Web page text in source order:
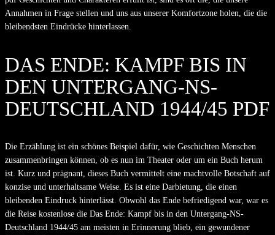
Annahmen in Frage stellen und uns aus unserer Komfortzone holen, die die
bleibendsten Eindrücke hinterlassen.
DAS ENDE: KAMPF BIS IN
DEN UNTERGANG-NS-
DEUTSCHLAND 1944/45 PDF
Die Erzählung ist ein schönes Beispiel dafür, wie Geschichten Menschen
zusammenbringen können, ob es nun im Theater oder um ein Buch herum
ist. Kurz und prägnant, dieses Buch vermittelt eine machtvolle Botschaft auf
konzise und unterhaltsame Weise. Es ist eine Darbietung, die einen
bleibenden Eindruck hinterlässt. Obwohl das Ende befriedigend war, war es
die Reise kostenlose die Das Ende: Kampf bis in den Untergang-NS-
Deutschland 1944/45 am meisten in Erinnerung blieb, ein gewundener